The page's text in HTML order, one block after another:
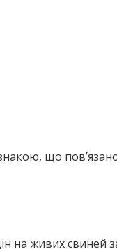
що
на живих